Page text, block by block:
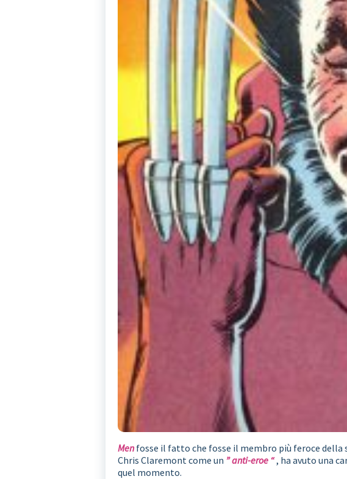
Menfosse il fatto che fosse il membro più feroce della
Chris Claremont come un ” anti-eroe “, ha avuto una
quel momento.